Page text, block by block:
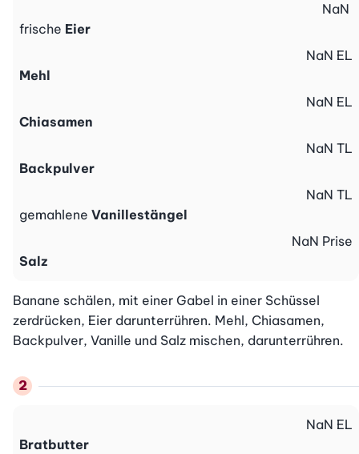
frische Eier
NaN
Mehl
NaN EL
Chiasamen
NaN EL
Backpulver
NaN TL
gemahlene Vanillestängel
NaN TL
Salz
NaN Prise
Banane schälen, mit einer Gabel in einer Schüssel
zerdrücken, Eier darunterrühren. Mehl, Chiasamen,
Backpulver, Vanille und Salz mischen, darunterrühren.
Bratbutter
NaN EL